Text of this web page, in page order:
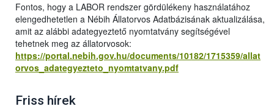
Fontos, hogy a LABOR rendszer gördülékeny használatához
elengedhetetlen a Nébih Állatorvos Adatbázisának aktualizálása,
amit az alábbi adategyeztető nyomtatvány segítségével
tehetnek meg az állatorvosok:
https://portal.nebih.gov.hu/documents/10182/1715359/allat
orvos_adategyezteto_nyomtatvany.pdf
Friss hírek